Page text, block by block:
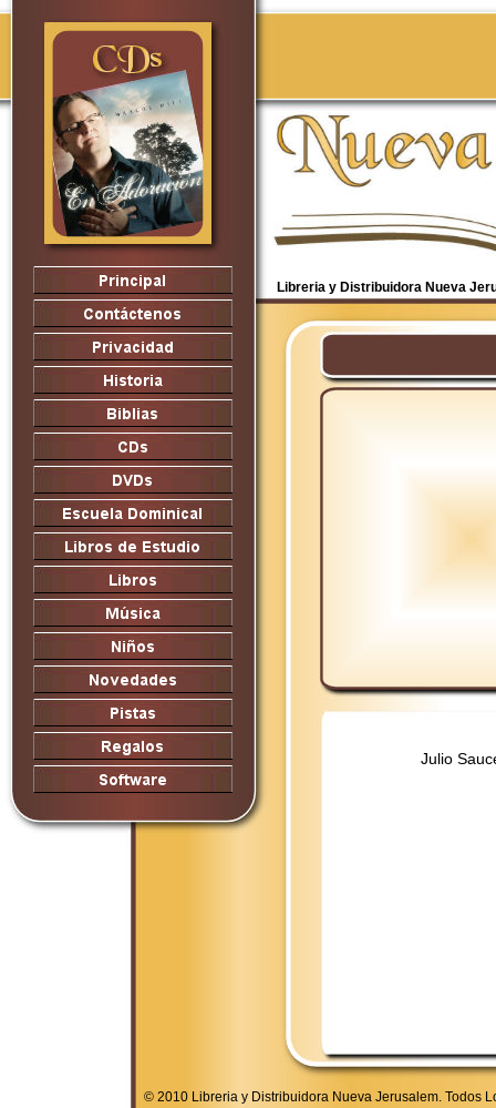
© 2010 Libreria y Distribuidora Nueva Jerusalem. Todos
Libreria y Distribuidora Nueva
Julio